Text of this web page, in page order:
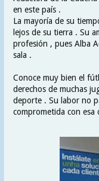
en este país .
La mayoría de su
lejos de su tierra . Su
profesión , pues Alba
sala .
Conoce muy bien el
derechos de muchas
deporte . Su labor no
comprometida con esa